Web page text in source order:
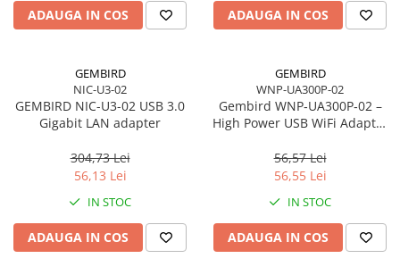
ADAUGA IN COS ADAUGA IN COS
GEMBIRD
NIC-U3-02
GEMBIRD NIC-U3-02 USB 3.0
Gigabit LAN adapter
304,73 Lei
56,13 Lei
IN STOC
ADAUGA IN COS
GEMBIRD
WNP-UA300P-02
Gembird WNP‑UA300P‑02 –
High Power USB WiFi Adapter
56,57 Lei
56,55 Lei
IN STOC
ADAUGA IN COS